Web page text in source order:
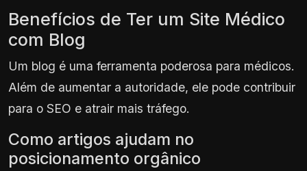
Benefícios de Ter um Site Médico
com Blog
Um blog é uma ferramenta poderosa para médicos.
Além de aumentar a autoridade, ele pode contribuir
para o SEO e atrair mais tráfego.
Como artigos ajudam no
posicionamento orgânico